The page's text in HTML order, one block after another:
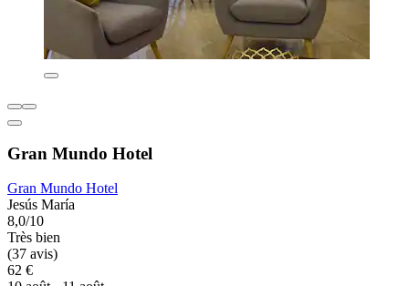
Gran Mundo Hotel
Gran Mundo Hotel
Jesús María
8,0/10
Très bien
(37 avis)
62 €